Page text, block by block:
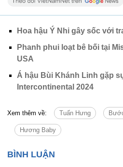
Hoa hậu Ý Nhi gây sốc với
Phanh phui loạt bê bối tại
USA
Á hậu Bùi Khánh Linh gặp
Intercontinental 2024
Xem thêm về: Tuấn Hưng
Hương Baby